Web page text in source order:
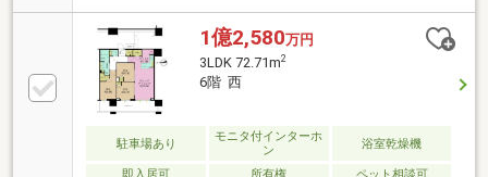
LD・洋室：アクセントクロス キッチン ：カップボー
ド 洗面所 ：吊戸棚 廊下 ：エコカラット・ピクチ
ャレール 玄関 ：姿見◇約14.77m2のバルコニー41～
43階限定で、ガラス手すりを採用。◆24時間ゴミ出し
可能◇ペット飼育可能（規約あり）◆その他充実の共
用部
1億2,580万円
3LDK 72.71m2
6階 西
駐車場あり
モニタ付インターホ
ン
浴室乾燥機